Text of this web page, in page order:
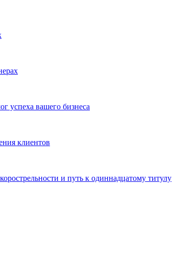
успеха вашего бизнеса
клиентов
и путь к одиннадцатому титулу